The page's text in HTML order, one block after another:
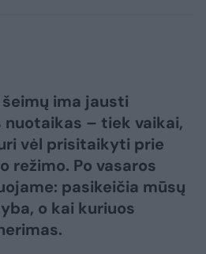
ima jausti
– tiek vaikai,
vėl prisitaikyti prie
režimo. Po vasaros
pasikeičia mūsų
o kai kuriuos